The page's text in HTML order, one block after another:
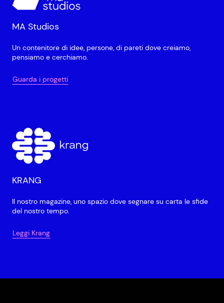
MA Studios
Un contenitore di idee, persone, di pareti dove creiamo,
pensiamo e cerchiamo.
Guarda i progetti
KRANG
Il nostro magazine, uno spazio dove segnare su carta le sfide
del nostro tempo.
Leggi Krang